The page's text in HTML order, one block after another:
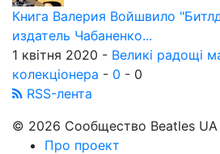
Книга Валерия Войшвило
издатель Чабаненко...
1 квітня 2020 - Великі радощі
колекціонера - 0 - 0
RSS-лента
© 2026 Сообщество Beatles UA
Про проект